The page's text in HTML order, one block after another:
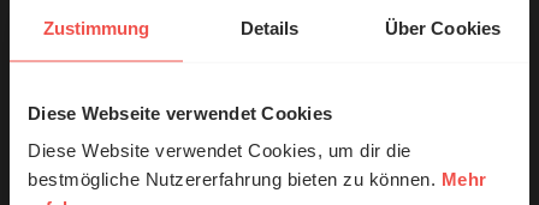
Zustimmung Details Über Cookies
Diese Webseite verwendet Cookies
Diese Website verwendet Cookies, um dir die
bestmögliche Nutzererfahrung bieten zu können. Mehr
© Ruth Schneider / ERF